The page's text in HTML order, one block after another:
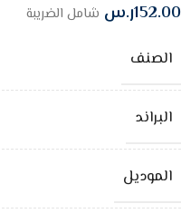
152.00ر.س شامل الضريبة
الصنف
البراند
الموديل